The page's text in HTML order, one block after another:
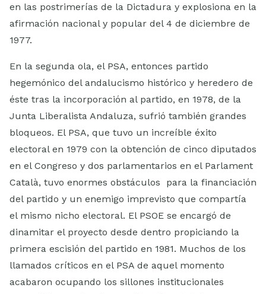
en las postrimerías de la Dictadura y explosiona en la
afirmación nacional y popular del 4 de diciembre de
1977.
En la segunda ola, el PSA, entonces partido
hegemónico del andalucismo histórico y heredero de
éste tras la incorporación al partido, en 1978, de la
Junta Liberalista Andaluza, sufrió también grandes
bloqueos. El PSA, que tuvo un increíble éxito
electoral en 1979 con la obtención de cinco diputados
en el Congreso y dos parlamentarios en el Parlament
Català, tuvo enormes obstáculos para la financiación
del partido y un enemigo imprevisto que compartía
el mismo nicho electoral. El PSOE se encargó de
dinamitar el proyecto desde dentro propiciando la
primera escisión del partido en 1981. Muchos de los
llamados críticos en el PSA de aquel momento
acabaron ocupando los sillones institucionales